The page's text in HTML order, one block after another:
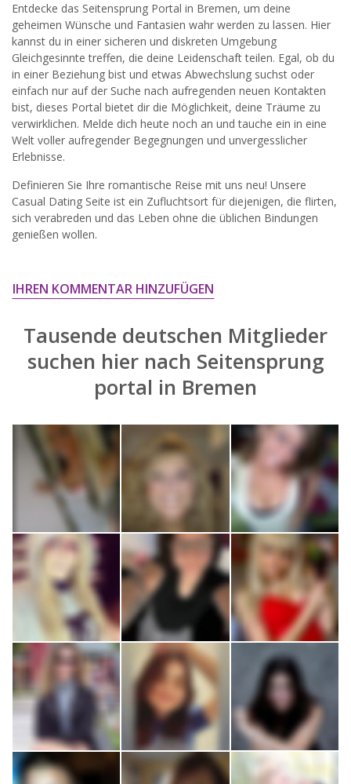
Nutzungsbedingungen und derDatenschutzerklärung
einverstanden. Ich erhalte Informationen und Angebote des
Betreibers per E-Mail, der Zusendung kann ich jederzeit
widersprechen.
JETZT ANMELDEN!
Entdecke das Seitensprung Portal in Bremen, um deine
geheimen Wünsche und Fantasien wahr werden zu lassen. Hier
kannst du in einer sicheren und diskreten Umgebung
Gleichgesinnte treffen, die deine Leidenschaft teilen. Egal, ob du
in einer Beziehung bist und etwas Abwechslung suchst oder
einfach nur auf der Suche nach aufregenden neuen Kontakten
bist, dieses Portal bietet dir die Möglichkeit, deine Träume zu
verwirklichen. Melde dich heute noch an und tauche ein in eine
Welt voller aufregender Begegnungen und unvergesslicher
Erlebnisse.
Definieren Sie Ihre romantische Reise mit uns neu! Unsere
Casual Dating Seite ist ein Zufluchtsort für diejenigen, die flirten,
sich verabreden und das Leben ohne die üblichen Bindungen
genießen wollen.
IHREN KOMMENTAR HINZUFÜGEN
Tausende deutschen Mitglieder
suchen hier nach Seitensprung
portal in Bremen